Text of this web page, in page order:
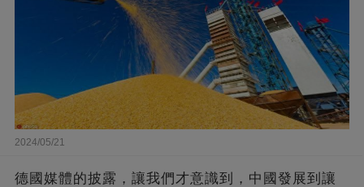
2024/05/21
德國媒體的披露，讓我們才意識到，中國發展到讓